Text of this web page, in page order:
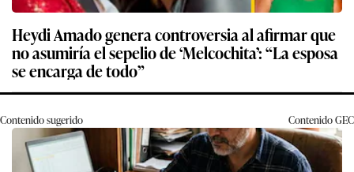
Heydi Amado genera controversia al afirmar que
no asumiría el sepelio de ‘Melcochita’: “La esposa
se encarga de todo”
Contenido sugerido ContenidoGEC